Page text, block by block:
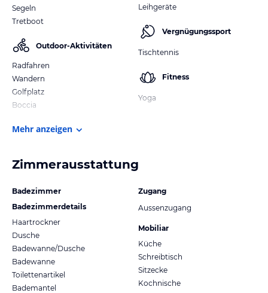
Segeln
Tretboot
Outdoor-Aktivitäten
Radfahren
Wandern
Golfplatz
Boccia
Leihgeräte
Vergnügungssport
Tischtennis
Fitness
Yoga
Mehr anzeigen
Zimmerausstattung
Badezimmer
Badezimmerdetails
Haartrockner
Dusche
Badewanne/Dusche
Badewanne
Toilettenartikel
Bademantel
Zugang
Aussenzugang
Mobiliar
Küche
Schreibtisch
Sitzecke
Kochnische